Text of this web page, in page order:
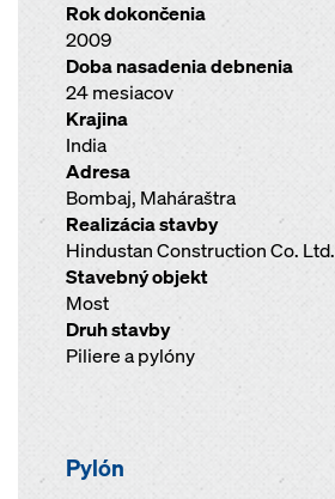
Rok dokončenia
2009
Doba nasadenia debnenia
24 mesiacov
Krajina
India
Adresa
Bombaj, Maháraštra
Realizácia stavby
Hindustan Construction Co. Ltd.
Stavebný objekt
Most
Druh stavby
Piliere a pylóny
Pylón